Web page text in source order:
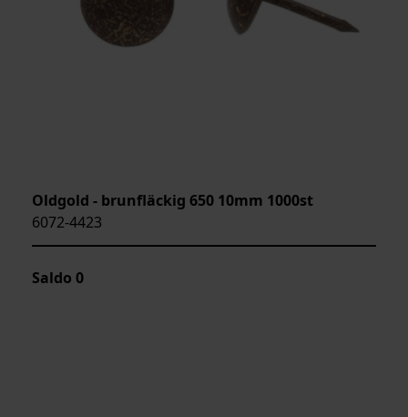
Oldgold - brunfläckig 650 10mm 1000st
6072-4423
Saldo 0